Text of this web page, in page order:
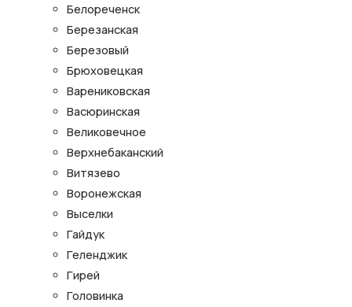
Белореченск
Березанская
Березовый
Брюховецкая
Варениковская
Васюринская
Великовечное
Верхнебаканский
Витязево
Воронежская
Выселки
Гайдук
Геленджик
Гирей
Головинка